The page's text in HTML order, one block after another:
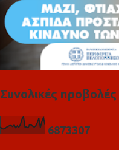
Συνολικές
6873307